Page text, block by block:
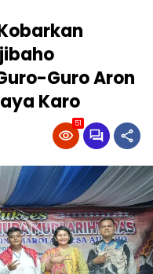
Guro Aron
Karo
51